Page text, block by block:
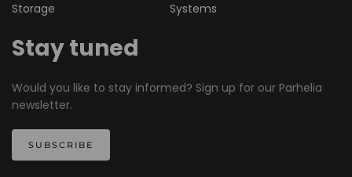
Storage
Systems
Stay tuned
Would you like to stay informed? Sign up for our Parhelia
newsletter.
SUBSCRIBE